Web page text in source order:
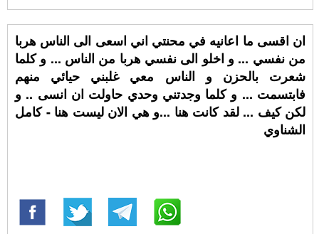
ان اقسى ما اعانيه في محنتي اني اسعى الى الناس هربا
من نفسي ... و اخلو الى نفسي هربا من الناس ... و كلما
شعرت بالحزن و الناس معي غلبني حيائي منهم
فابتسمت ... و كلما وجدتني وحدي حاولت ان انسى .. و
لكن كيف ... لقد كانت هنا ...و هي الان ليست هنا - كامل
الشناوي